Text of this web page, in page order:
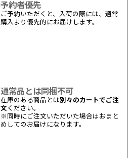
予約者優先
ご予約いただくと、入荷の際には、通常
購入より優先的にお届けします。
通常品とは同梱不可
在庫のある商品とは別々のカートでご注
文 ください。
※同時にご注文いただいた場合はおまと
めしてのお届けになります。